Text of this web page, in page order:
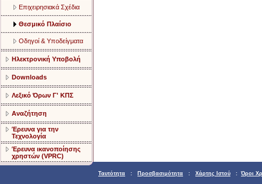
Επιχειρησιακά Σχέδια
Θεσμικό Πλαίσιο
Οδηγοί & Υποδείγματα
Ηλεκτρονική Υποβολή
Downloads
Λεξικό Όρων Γ' ΚΠΣ
Αναζήτηση
Έρευνα για την
Τεχνολογία
Έρευνα ικανοποίησης
χρηστών (VPRC)
Ταυτότητα : Προσβασιμότητα : Χάρτης Ιστού : Όροι